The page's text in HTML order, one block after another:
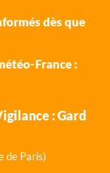
dès que
France :
: Gard
de Paris)